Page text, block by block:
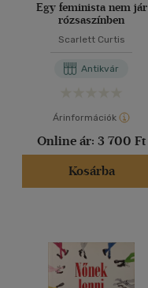
Egy feminista nem jár
rózsaszínben
Scarlett Curtis
Antikvár
Árinformációk
Online ár: 3 700 Ft
Kosárba